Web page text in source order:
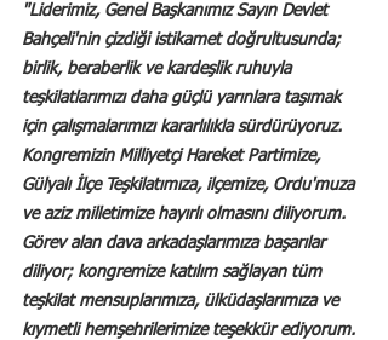
"Liderimiz, Genel Başkanımız Sayın Devlet
Bahçeli'nin çizdiği istikamet doğrultusunda;
birlik, beraberlik ve kardeşlik ruhuyla
teşkilatlarımızı daha güçlü yarınlara taşımak
için çalışmalarımızı kararlılıkla sürdürüyoruz.
Kongremizin Milliyetçi Hareket Partimize,
Gülyalı İlçe Teşkilatımıza, ilçemize, Ordu'muza
ve aziz milletimize hayırlı olmasını diliyorum.
Görev alan dava arkadaşlarımıza başarılar
diliyor; kongremize katılım sağlayan tüm
teşkilat mensuplarımıza, ülküdaşlarımıza ve
kıymetli hemşehrilerimize teşekkür ediyorum.